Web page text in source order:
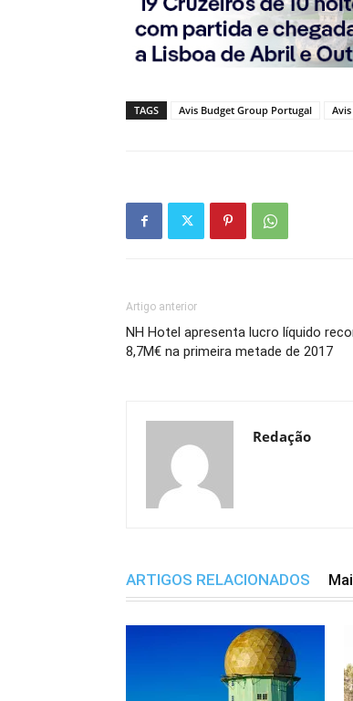
TAGS Avis Budget Group Portugal
Artigo anterior
NH Hotel apresenta lucro líquido
8,7M€ na primeira metade de 2017
Redação
ARTIGOS RELACIONADOS